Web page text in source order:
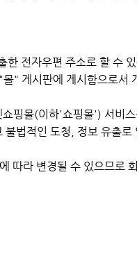
전자우편 주소로 할 수
" 게시판에 게시함으로서
핑몰(이하'쇼핑몰') 서비
법적인 도청, 정보 유출로
따라 변경될 수 있으므로